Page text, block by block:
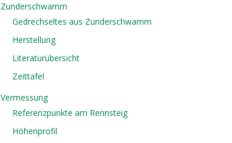
Zunderschwamm
Gedrechseltes aus Zunderschwamm
Herstellung
Literaturübersicht
Zeittafel
Vermessung
Referenzpunkte am Rennsteig
Höhenprofil